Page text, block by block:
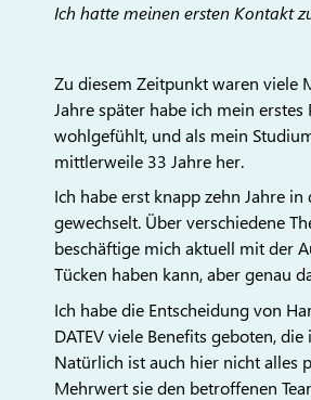
Ich hatte meinen ersten Kontakt
Zu diesem Zeitpunkt waren viele
Jahre später habe ich mein
wohlgefühlt, und als mein
mittlerweile 33 Jahre her.
Ich habe erst knapp zehn Jahre
gewechselt. Über verschiedene
beschäftige mich aktuell mit der
Tücken haben kann, aber genau
Ich habe die Entscheidung von
DATEV viele Benefits geboten,
Natürlich ist auch hier nicht alles
Mehrwert sie den betroffenen